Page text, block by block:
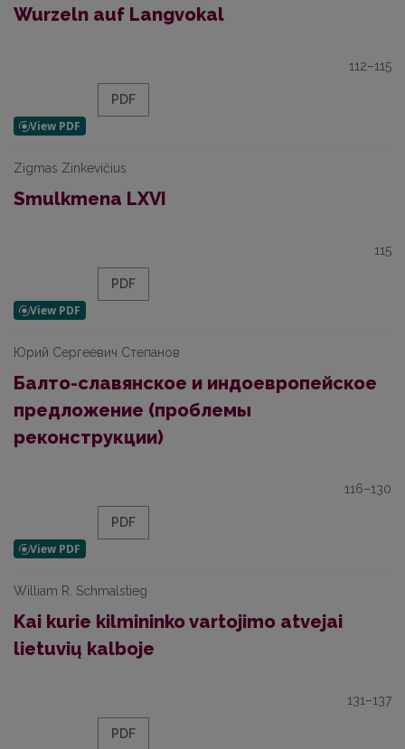
Wurzeln auf Langvokal
112–115
PDF
Zigmas Zinkevičius
Smulkmena LXVI
115
PDF
Юрий Сергеевич Степанов
Балто-славянское и индоевропейское
предложение (проблемы
реконструкции)
116–130
PDF
William R. Schmalstieg
Kai kurie kilmininko vartojimo atvejai
lietuvių kalboje
131–137
PDF